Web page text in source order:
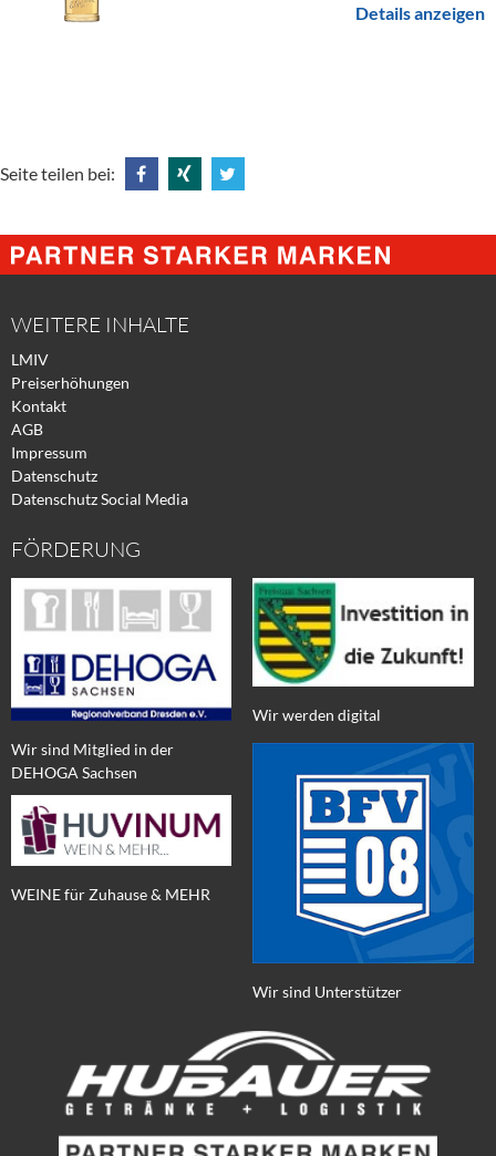
Details anzeigen
Seite teilen bei:
@
Facebook
@
Xing
@
Twitter
WEITERE INHALTE
LMIV
Preiserhöhungen
Kontakt
AGB
Impressum
Datenschutz
Datenschutz Social Media
FÖRDERUNG
Wir sind Mitglied in der
DEHOGA Sachsen
WEINE für Zuhause & MEHR
Wir werden digital
Wir sind Unterstützer